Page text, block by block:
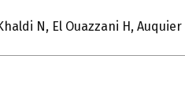
N, El Ouazzani H,